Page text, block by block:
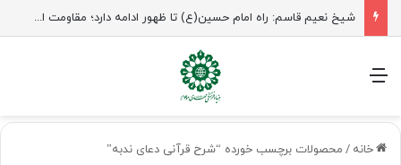
شیخ نعیم قاسم: راه امام حسین(ع) تا ظهور ادامه دارد؛ مقاومت از کربلا الهام می‌گیرد
منو
خانه / محصولات برچسب خورده “شرح قرآنی دعای ندبه”